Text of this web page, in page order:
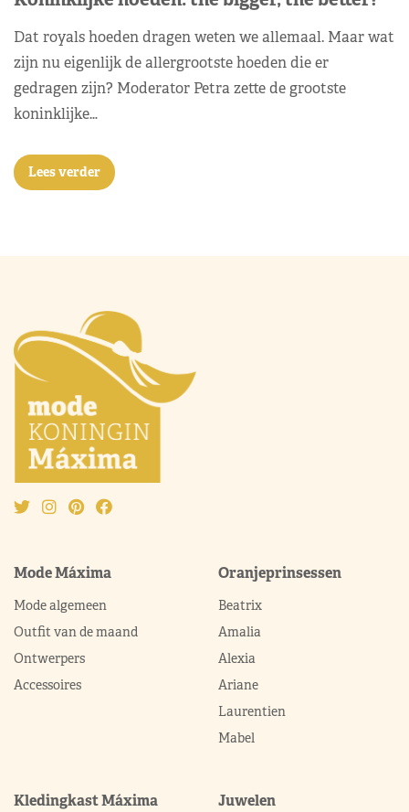
Dat royals hoeden dragen weten we allemaal. Maar wat
zijn nu eigenlijk de allergrootste hoeden die er
gedragen zijn? Moderator Petra zette de grootste
koninklijke…
Lees verder
Mode Máxima
Mode algemeen
Outfit van de maand
Ontwerpers
Accessoires
Oranjeprinsessen
Beatrix
Amalia
Alexia
Ariane
Laurentien
Mabel
Kledingkast Máxima Juwelen